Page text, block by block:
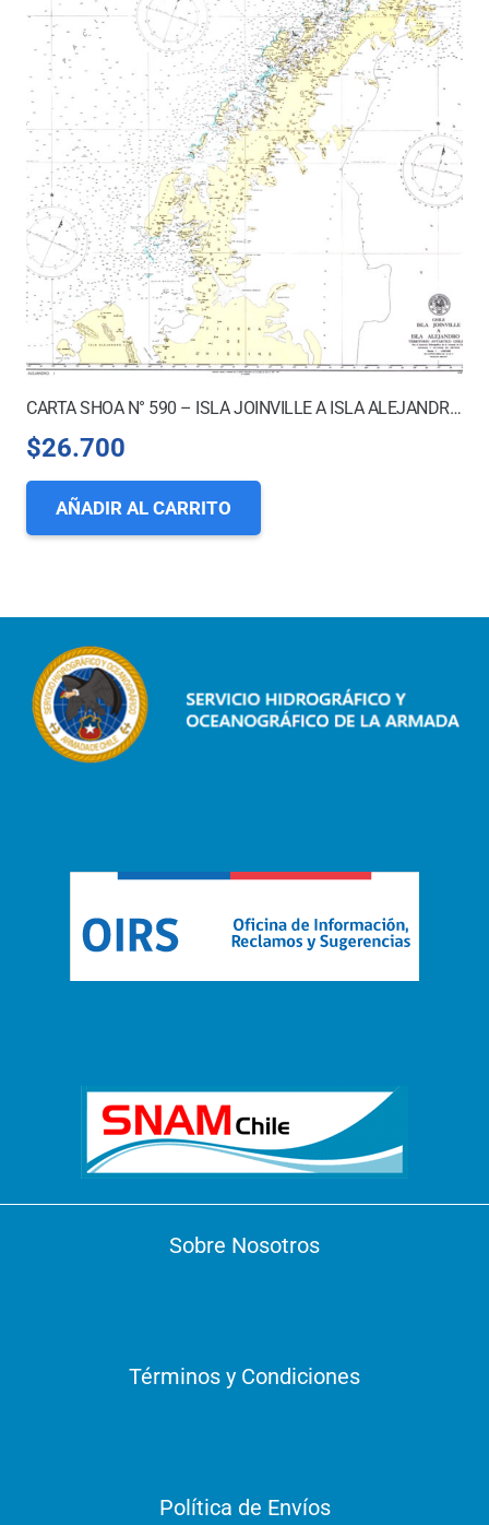
CARTA SHOA N° 590 – ISLA JOINVILLE A ISLA ALEJANDRO I.
$26.700
AÑADIR AL CARRITO
Sobre Nosotros
Términos y Condiciones
Política de Envíos